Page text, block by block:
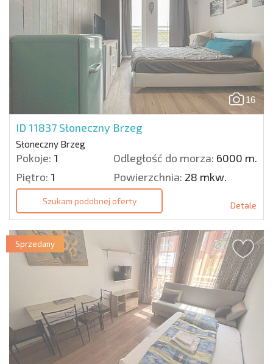
16
ID 11837 Słoneczny Brzeg
Słoneczny Brzeg
Pokoje: 1 Odległość do morza: 6000 m.
Piętro: 1 Powierzchnia: 28 mkw.
Szukam podobnej oferty Detale
Sprzedany